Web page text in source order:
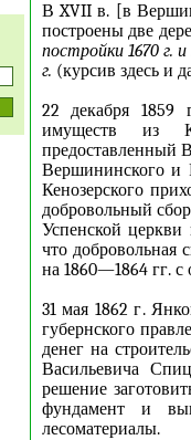
В XVII в. [в
построены две
постройки 1670 г.
г. (курсив здесь и
22 декабря 1859
имуществ из
предоставленный
Вершининского и
Кенозерского
добровольный
Успенской
что добровольная
на 1860—1864 гг. с
31 мая 1862 г.
губернского
денег на
Васильевича
решение
фундамент и
лесоматериалы.